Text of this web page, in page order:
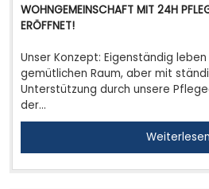
WOHNGEMEINSCHAFT MIT 24H
ERÖFFNET!
Unser Konzept: Eigenständig
gemütlichen Raum, aber mit
Unterstützung durch unsere
der…
Weiterlesen